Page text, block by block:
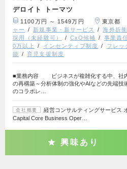
デロイト トーマツ
1100万円 ～ 1549万円 東京都
ャー
新規事業・新サービス 海外折衝
採用（未経験可）
CxO候補 事業責
0万以上
インセンティブ制度 フレッ
能
育児支援制度
■業務内容 ビジネスが複雑化する中、社
の再構築～分析体制の強化やAIなどの先端技
のコラボレ…
会社概要
経営コンサルティングサービス
Capital Core Business Oper…
興味あり